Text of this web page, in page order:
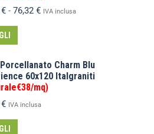
€ - 76,32 € IVA inclusa
Charm Blu
60x120 Italgraniti
mq)
€ IVA inclusa